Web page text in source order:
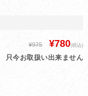
¥975 ¥780(税込)
只今お取扱い出来ません